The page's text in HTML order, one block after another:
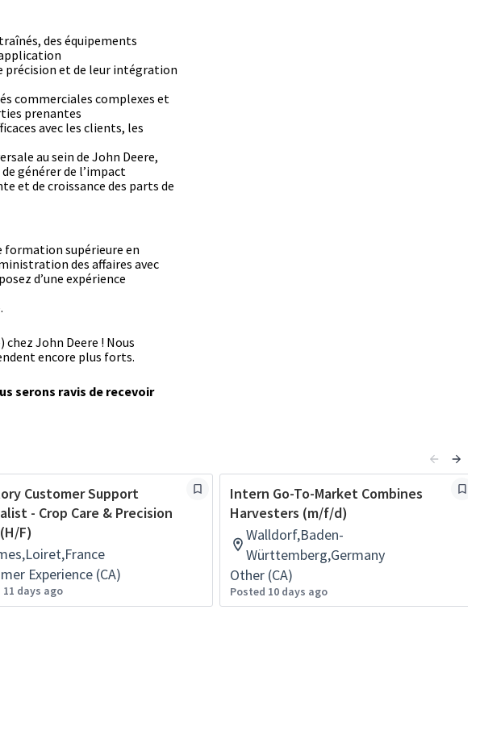
des équipements
précision et de leur intégration
commerciales complexes et
prenantes
avec les clients, les
au sein de John Deere,
générer de l’impact
et de croissance des parts de
formation supérieure en
des affaires avec
d’une expérience
John Deere ! Nous
encore plus forts.
serons ravis de recevoir
Customer Support
- Crop Care & Precision
F)
Experience (CA)
11 days ago
Intern Go-To-Market Combines
Harvesters (m/f/d)
Walldorf,Baden-
Württemberg,Germany
Other (CA)
Posted 10 days ago